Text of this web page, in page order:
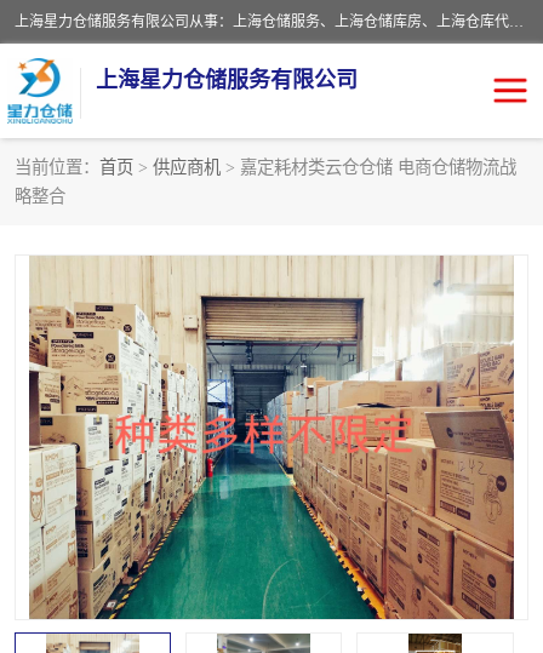
上海星力仓储服务有限公司从事：上海仓储服务、上海仓储库房、上海仓库代运营、上海仓库对外出租、上海仓库外包、上海三方仓储、上海电商仓储代发、上海电商代发货仓库、上海托管仓库、上海仓储配送。上海星力仓储服务有限公司现在拥有100个分仓、10万余平方的标准库房，精炼员工几百名，与几千家客户合作，公司已跻身上海仓储行业前列。欢迎来电咨询！
上海星力仓储服务有限公司
当前位置： 首页 > 供应商机 > 嘉定耗材类云仓仓储 电商仓储物流战
略整合
上海仓库对外出租
上海仓库代运营 上海托管仓库
上海第三方仓储 上海仓储服务
仓储 上海电商代发货仓库
上海托管仓库